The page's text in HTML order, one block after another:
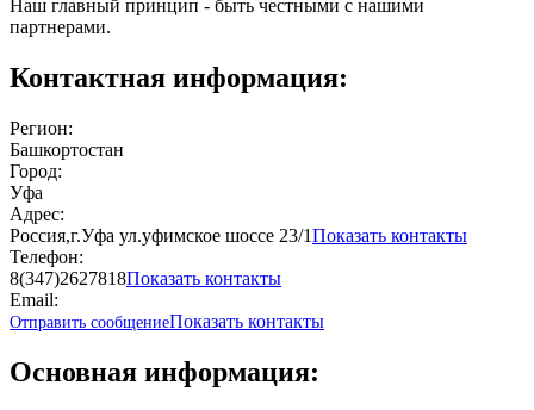
Наш главный принцип - быть честными с нашими
партнерами.
Контактная информация:
Регион:
Башкортостан
Город:
Уфа
Адрес:
Россия,г.Уфа ул.уфимское шоссе 23/1Показать контакты
Телефон:
8(347)2627818Показать контакты
Email:
Отправить сообщениеПоказать контакты
Основная информация: